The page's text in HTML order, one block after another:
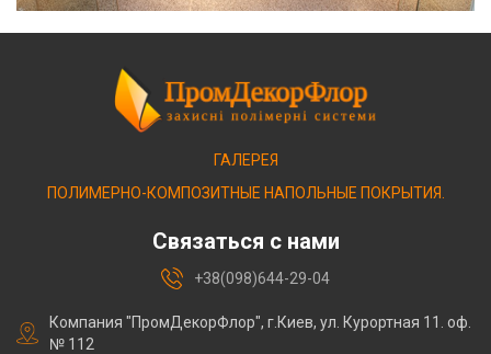
ГАЛЕРЕЯ
ПОЛИМЕРНО-КОМПОЗИТНЫЕ НАПОЛЬНЫЕ ПОКРЫТИЯ.
Связаться с нами
+38(098)644-29-04
Компания "ПромДекорФлор", г.Киев, ул. Курортная 11. оф.
№ 112